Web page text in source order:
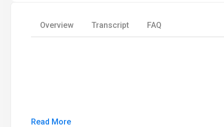
Overview Transcript FAQ
Read More